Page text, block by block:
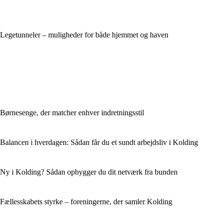
Legetunneler – muligheder for både hjemmet og haven
Børnesenge, der matcher enhver indretningsstil
Balancen i hverdagen: Sådan får du et sundt arbejdsliv i Kolding
Ny i Kolding? Sådan opbygger du dit netværk fra bunden
Fællesskabets styrke – foreningerne, der samler Kolding